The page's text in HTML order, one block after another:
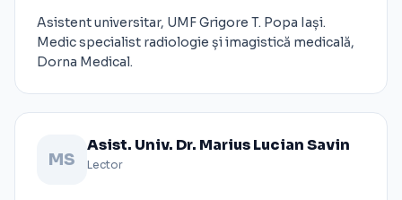
Asistent universitar, UMF Grigore T. Popa Iași.
Medic specialist radiologie și imagistică medicală,
Dorna Medical.
MS
Asist. Univ. Dr. Marius Lucian Savin
Lector